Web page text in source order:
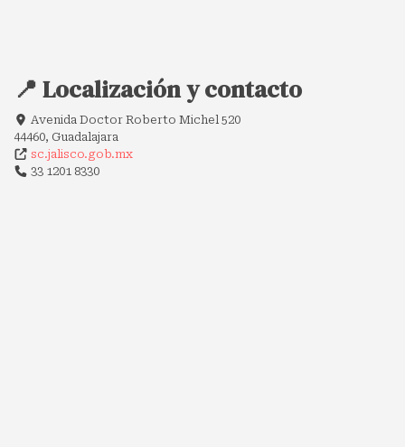
📍 Localización y contacto
Avenida Doctor Roberto Michel 520
44460, Guadalajara
sc.jalisco.gob.mx
33 1201 8330